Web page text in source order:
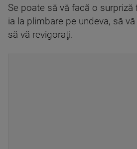
Se poate să vă facă o surpriză
ia la plimbare pe undeva, să
să vă revigoraţi.